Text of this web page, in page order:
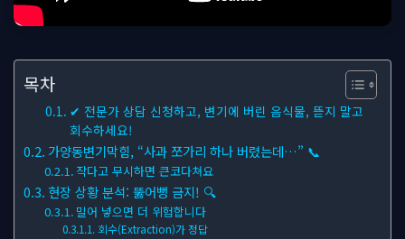
목차
✔ 전문가 상담 신청하고, 변기에 버린 음식물, 뜯지 말고
회수하세요!
가양동변기막힘, “사과 쪼가리 하나 버렸는데…” 📞
작다고 무시하면 큰코다쳐요
현장 상황 분석: 뚫어뻥 금지! 🔍
밀어 넣으면 더 위험합니다
회수(Extraction)가 정답